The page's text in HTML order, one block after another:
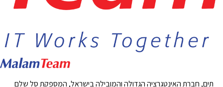
תים, חברת האינטגרציה הגדולה והמובילה בישראל, המספקת סל שלם